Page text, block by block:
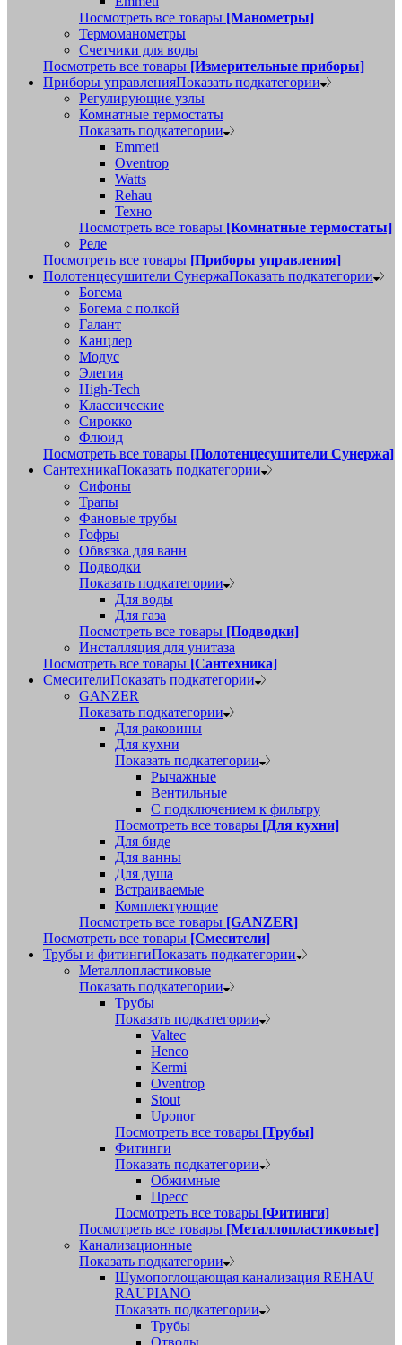
Посмотреть все товары [Манометры]
Термоманометры
Счетчики для воды
Посмотреть все товары [Измерительные приборы]
Приборы управленияПоказать подкатегории
Регулирующие узлы
Комнатные термостаты
Показать подкатегории
Emmeti
Oventrop
Watts
Rehau
Техно
Посмотреть все товары [Комнатные термостаты]
Реле
Посмотреть все товары [Приборы управления]
Полотенцесушители СунержаПоказать подкатегории
Богема
Богема с полкой
Галант
Канцлер
Модус
Элегия
High-Tech
Классические
Сирокко
Флюид
Посмотреть все товары [Полотенцесушители Сунержа]
СантехникаПоказать подкатегории
Сифоны
Трапы
Фановые трубы
Гофры
Обвязка для ванн
Подводки
Показать подкатегории
Для воды
Для газа
Посмотреть все товары [Подводки]
Инсталляция для унитаза
Посмотреть все товары [Сантехника]
СмесителиПоказать подкатегории
GANZER
Показать подкатегории
Для раковины
Для кухни
Показать подкатегории
Рычажные
Вентильные
С подключением к фильтру
Посмотреть все товары [Для кухни]
Для биде
Для ванны
Для душа
Встраиваемые
Комплектующие
Посмотреть все товары [GANZER]
Посмотреть все товары [Смесители]
Трубы и фитингиПоказать подкатегории
Металлопластиковые
Показать подкатегории
Трубы
Показать подкатегории
Valtec
Henco
Kermi
Oventrop
Stout
Uponor
Посмотреть все товары [Трубы]
Фитинги
Показать подкатегории
Обжимные
Пресс
Посмотреть все товары [Фитинги]
Посмотреть все товары [Металлопластиковые]
Канализационные
Показать подкатегории
Шумопоглощающая канализация REHAU
RAUPIANO
Показать подкатегории
Трубы
Отводы